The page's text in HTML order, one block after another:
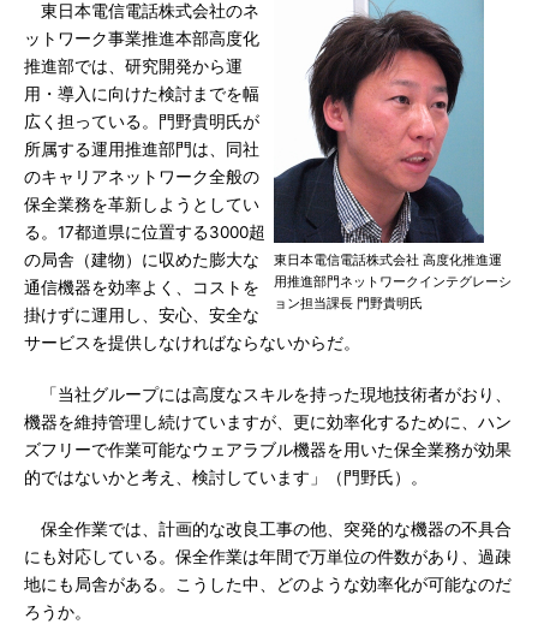
東日本電信電話株式会社 高度化推進運
用推進部門ネットワークインテグレーシ
ョン担当課長 門野貴明氏
東日本電信電話株式会社のネ
ットワーク事業推進本部高度化
推進部では、研究開発から運
用・導入に向けた検討までを幅
広く担っている。門野貴明氏が
所属する運用推進部門は、同社
のキャリアネットワーク全般の
保全業務を革新しようとしてい
る。17都道県に位置する3000超
の局舎（建物）に収めた膨大な
通信機器を効率よく、コストを
掛けずに運用し、安心、安全な
サービスを提供しなければならないからだ。
「当社グループには高度なスキルを持った現地技術者がおり、
機器を維持管理し続けていますが、更に効率化するために、ハン
ズフリーで作業可能なウェアラブル機器を用いた保全業務が効果
的ではないかと考え、検討しています」（門野氏）。
保全作業では、計画的な改良工事の他、突発的な機器の不具合
にも対応している。保全作業は年間で万単位の件数があり、過疎
地にも局舎がある。こうした中、どのような効率化が可能なのだ
ろうか。